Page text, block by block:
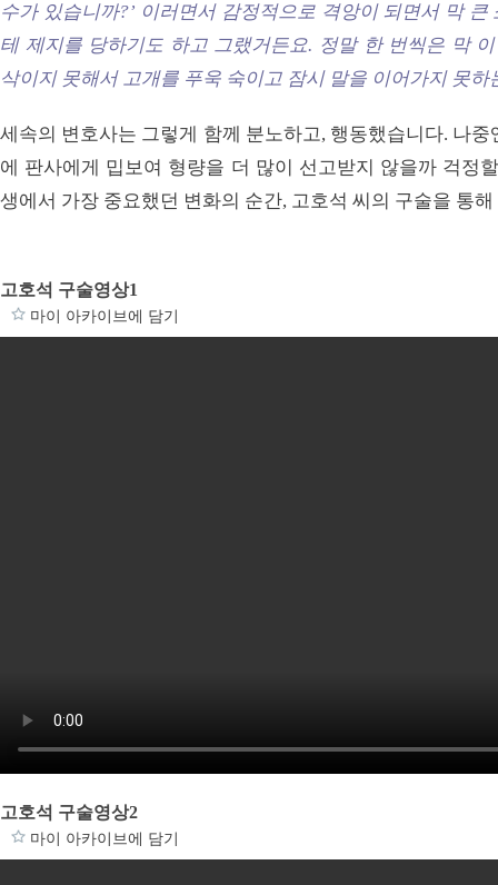
수가 있습니까?’ 이러면서 감정적으로 격앙이 되면서 막
테 제지를 당하기도 하고 그랬거든요. 정말 한 번씩은 막
삭이지 못해서 고개를 푸욱 숙이고 잠시 말을 이어가지 못
세속의 변호사는 그렇게 함께 분노하고, 행동했습니다. 나
에 판사에게 밉보여 형량을 더 많이 선고받지 않을까 걱정
생에서 가장 중요했던 변화의 순간, 고호석 씨의 구술을 통
고호석 구술영상1
마이 아카이브에 담기
고호석 구술영상2
마이 아카이브에 담기